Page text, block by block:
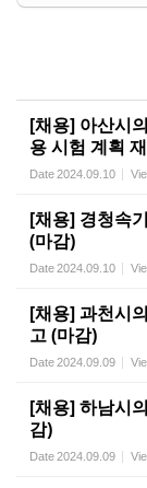
[채용] 아산시
용 시험 계획
Date2024.09.10
[채용] 경청속
(마감)
Date2024.09.10
[채용] 과천시
고 (마감)
Date2024.09.09
[채용] 하남시
감)
Date2024.09.09